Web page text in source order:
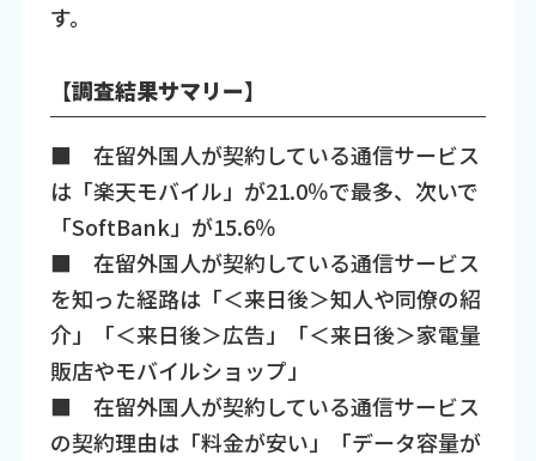
す。
【調査結果サマリー】
■ 在留外国人が契約している通信サービス
は「楽天モバイル」が21.0％で最多、次いで
「SoftBank」が15.6％
■ 在留外国人が契約している通信サービス
を知った経路は「＜来日後＞知人や同僚の紹
介」「＜来日後＞広告」「＜来日後＞家電量
販店やモバイルショップ」
■ 在留外国人が契約している通信サービス
の契約理由は「料金が安い」「データ容量が